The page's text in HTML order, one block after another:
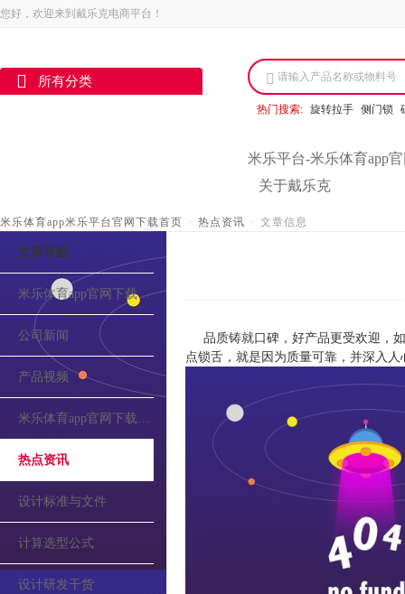
您好，欢迎来到戴乐克电商平台！
所有分类 请输入产品名称或物料号
热门搜索: 旋转拉手 侧门锁
米乐平台-米乐体育app
关于戴乐克
米乐体育app米乐平台官网下载首页 > 热点资讯 > 文章信息
文章导航
米乐体育app官网下载的介绍
公司新闻
产品视频
米乐体育app官网下载的公告
热点资讯
设计标准与文件
计算选型公式
设计研发干货
品质铸就口碑，好产品更受欢迎，
点锁舌，就是因为质量可靠，并深入